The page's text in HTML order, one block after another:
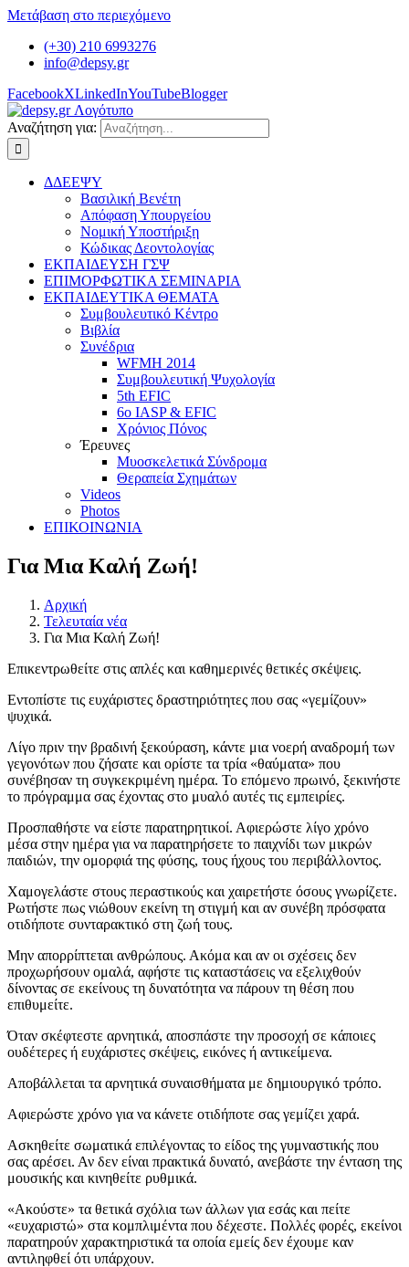
Μετάβαση στο περιεχόμενο
(+30) 210 6993276
info@depsy.gr
FacebookXLinkedInYouTubeBlogger
Αναζήτηση για:
ΔΔΕΕΨΥ
Βασιλική Βενέτη
Απόφαση Υπουργείου
Νομική Υποστήριξη
Κώδικας Δεοντολογίας
ΕΚΠΑΙΔΕΥΣΗ ΓΣΨ
ΕΠΙΜΟΡΦΩΤΙΚΑ ΣΕΜΙΝΑΡΙΑ
ΕΚΠΑΙΔΕΥΤΙΚΑ ΘΕΜΑΤΑ
Συμβουλευτικό Κέντρο
Βιβλία
Συνέδρια
WFMH 2014
Συμβουλευτική Ψυχολογία
5th EFIC
6ο IASP & EFIC
Χρόνιος Πόνος
Έρευνες
Μυοσκελετικά Σύνδρομα
Θεραπεία Σχημάτων
Videos
Photos
ΕΠΙΚΟΙΝΩΝΙΑ
Για Μια Καλή Ζωή!
Αρχική
Τελευταία νέα
Για Μια Καλή Ζωή!
Επικεντρωθείτε στις απλές και καθημερινές θετικές σκέψεις.
Εντοπίστε τις ευχάριστες δραστηριότητες που σας «γεμίζουν»
ψυχικά.
Λίγο πριν την βραδινή ξεκούραση, κάντε μια νοερή αναδρομή των
γεγονότων που ζήσατε και ορίστε τα τρία «θαύματα» που
συνέβησαν τη συγκεκριμένη ημέρα. Το επόμενο πρωινό, ξεκινήστε
το πρόγραμμα σας έχοντας στο μυαλό αυτές τις εμπειρίες.
Προσπαθήστε να είστε παρατηρητικοί. Αφιερώστε λίγο χρόνο
μέσα στην ημέρα για να παρατηρήσετε το παιχνίδι των μικρών
παιδιών, την ομορφιά της φύσης, τους ήχους του περιβάλλοντος.
Χαμογελάστε στους περαστικούς και χαιρετήστε όσους γνωρίζετε.
Ρωτήστε πως νιώθουν εκείνη τη στιγμή και αν συνέβη πρόσφατα
οτιδήποτε συνταρακτικό στη ζωή τους.
Μην απορρίπτεται ανθρώπους. Ακόμα και αν οι σχέσεις δεν
προχωρήσουν ομαλά, αφήστε τις καταστάσεις να εξελιχθούν
δίνοντας σε εκείνους τη δυνατότητα να πάρουν τη θέση που
επιθυμείτε.
Όταν σκέφτεστε αρνητικά, αποσπάστε την προσοχή σε κάποιες
ουδέτερες ή ευχάριστες σκέψεις, εικόνες ή αντικείμενα.
Αποβάλλεται τα αρνητικά συναισθήματα με δημιουργικό τρόπο.
Αφιερώστε χρόνο για να κάνετε οτιδήποτε σας γεμίζει χαρά.
Ασκηθείτε σωματικά επιλέγοντας το είδος της γυμναστικής που
σας αρέσει. Αν δεν είναι πρακτικά δυνατό, ανεβάστε την ένταση της
μουσικής και κινηθείτε ρυθμικά.
«Ακούστε» τα θετικά σχόλια των άλλων για εσάς και πείτε
«ευχαριστώ» στα κομπλιμέντα που δέχεστε. Πολλές φορές, εκείνοι
παρατηρούν χαρακτηριστικά τα οποία εμείς δεν έχουμε καν
αντιληφθεί ότι υπάρχουν.